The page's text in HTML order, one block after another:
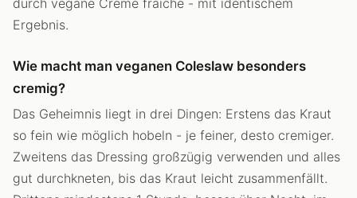
Ergebnis.
Wie macht man veganen Coleslaw besonders
cremig?
Das Geheimnis liegt in drei Dingen: Erstens das Kraut
so fein wie möglich hobeln - je feiner, desto cremiger.
Zweitens das Dressing großzügig verwenden und alles
gut durchkneten, bis das Kraut leicht zusammenfällt.